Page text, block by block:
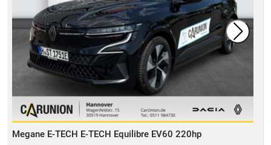
Megane E-TECH E-TECH Equilibre EV60 220hp